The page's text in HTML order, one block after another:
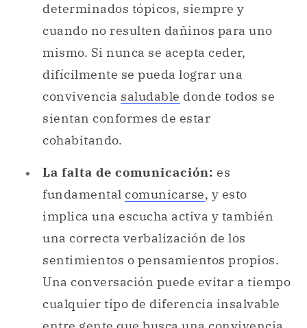
determinados tópicos, siempre y
cuando no resulten dañinos para uno
mismo. Si nunca se acepta ceder,
difícilmente se pueda lograr una
convivencia saludable donde todos se
sientan conformes de estar
cohabitando.
La falta de comunicación: es
fundamental comunicarse, y esto
implica una escucha activa y también
una correcta verbalización de los
sentimientos o pensamientos propios.
Una conversación puede evitar a tiempo
cualquier tipo de diferencia insalvable